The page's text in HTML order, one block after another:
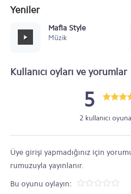
Yeniler
Mafia Style
Müzik
Kullanıcı oyları ve yorumlar
5
2 kullanıcı
Üye girişi yapmadığınız için
rumuzuyla yayınlanır.
Bu oyunu oylayın: